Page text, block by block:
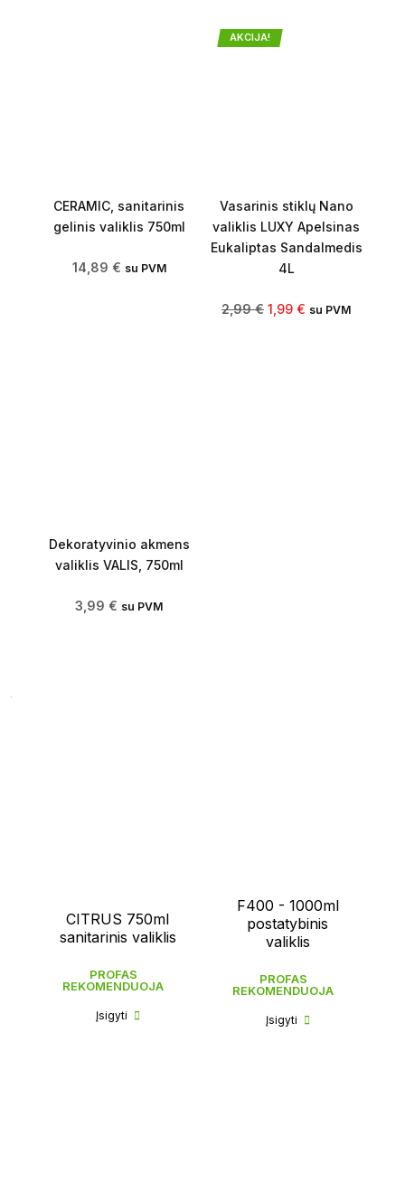
CERAMIC, sanitarinis
gelinis valiklis 750ml
14,89 € su PVM
Vasarinis stiklų Nano
valiklis LUXY Apelsinas
Eukaliptas Sandalmedis
4L
2,99€ 1,99 € su PVM
AKCIJA!
Dekoratyvinio akmens
valiklis VALIS, 750ml
3,99 € su PVM
CITRUS 750ml
sanitarinis valiklis
PROFAS
REKOMENDUOJA
Įsigyti
F400 - 1000ml
postatybinis
valiklis
PROFAS
REKOMENDUOJA
Įsigyti